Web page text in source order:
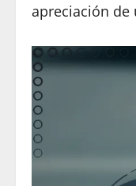
apreciación de